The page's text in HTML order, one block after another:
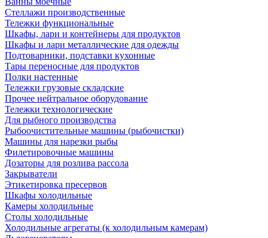
Стеллажи производственные
Тележки функциональные
Шкафы, лари и контейнеры для продуктов
Шкафы и лари металлические для одежды
Подтоварники, подставки кухонные
Тары переносные для продуктов
Полки настенные
Тележки грузовые складские
Прочее нейтральное оборудование
Тележки технологические
Для рыбного производства
Рыбоочистительные машины (рыбочистки)
Машины для нарезки рыбы
Филетировочные машины
Дозаторы для розлива рассола
Закрыватели
Этикетировка пресервов
Шкафы холодильные
Камеры холодильные
Столы холодильные
Холодильные агрегаты (к холодильным камерам)